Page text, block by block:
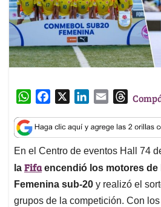
W
a
t
s
A
p
p
c
e
b
o
o
k
n
k
e
d
I
n
a
i
l
T
r
e
a
d
s
En el Centro de eventos Hall 74
la Fifaencendió los motores de
Femenina sub-20 y realizó el
grupos de la competición. Con